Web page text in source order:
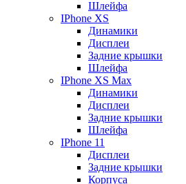
Шлейфа
IPhone XS
Динамики
Дисплеи
Задние крышки
Шлейфа
IPhone XS Max
Динамики
Дисплеи
Задние крышки
Шлейфа
IPhone 11
Дисплеи
Задние крышки
Корпуса